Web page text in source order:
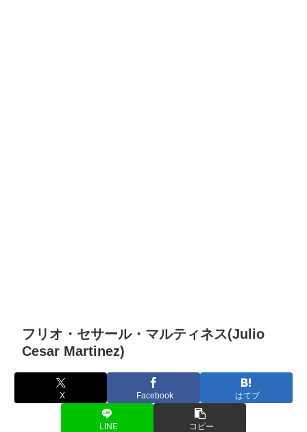
フリオ・セサール・マルティネス(Julio
Cesar Martinez)
X Facebook はてブ
LINE コピー